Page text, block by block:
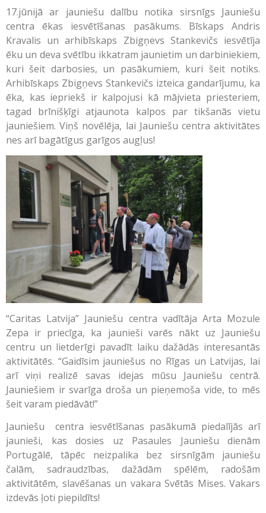
17.jūnijā ar jauniešu dalību notika sirsnīgs Jauniešu
centra ēkas iesvētīšanas pasākums. Bīskaps Andris
Kravalis un arhibīskaps Zbigņevs Stankevičs iesvētīja
ēku un deva svētību ikkatram jaunietim un darbiniekiem,
kuri šeit darbosies, un pasākumiem, kuri šeit notiks.
Arhibīskaps Zbigņevs Stankevičs izteica gandarījumu, ka
ēka, kas iepriekš ir kalpojusi kā mājvieta priesteriem,
tagad brīnišķīgi atjaunota kalpos par tikšanās vietu
jauniešiem. Viņš novēlēja, lai Jauniešu centra aktivitātes
nes arī bagātīgus garīgos augļus!
“Caritas Latvija” Jauniešu centra vadītāja Arta Mozule
Zepa ir priecīga, ka jaunieši varēs nākt uz Jauniešu
centru un lietderīgi pavadīt laiku dažādās interesantās
aktivitātēs. “Gaidīsim jauniešus no Rīgas un Latvijas, lai
arī viņi realizē savas idejas mūsu Jauniešu centrā.
Jauniešiem ir svarīga droša un pieņemoša vide, to mēs
šeit varam piedāvāt!”
Jauniešu centra iesvētīšanas pasākumā piedalījās arī
jaunieši, kas dosies uz Pasaules Jauniešu dienām
Portugālē, tāpēc neizpalika bez sirsnīgām jauniešu
čalām, sadraudzības, dažādām spēlēm, radošām
aktivitātēm, slavēšanas un vakara Svētās Mises. Vakars
izdevās ļoti piepildīts!